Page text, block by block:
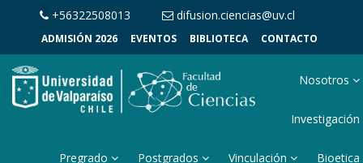
+56322508013 difusion.ciencias@uv.cl
ADMISIÓN 2026 EVENTOS BIBLIOTECA CONTACTO
Nosotros
Investigación
Pregrado Postgrados Vinculación Bioetica